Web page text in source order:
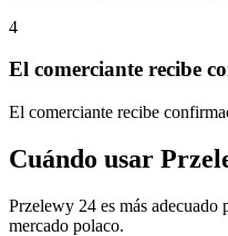
4
El comerciante recibe
El comerciante recibe
Cuándo usar
Przelewy 24 es más adecuado
mercado polaco.